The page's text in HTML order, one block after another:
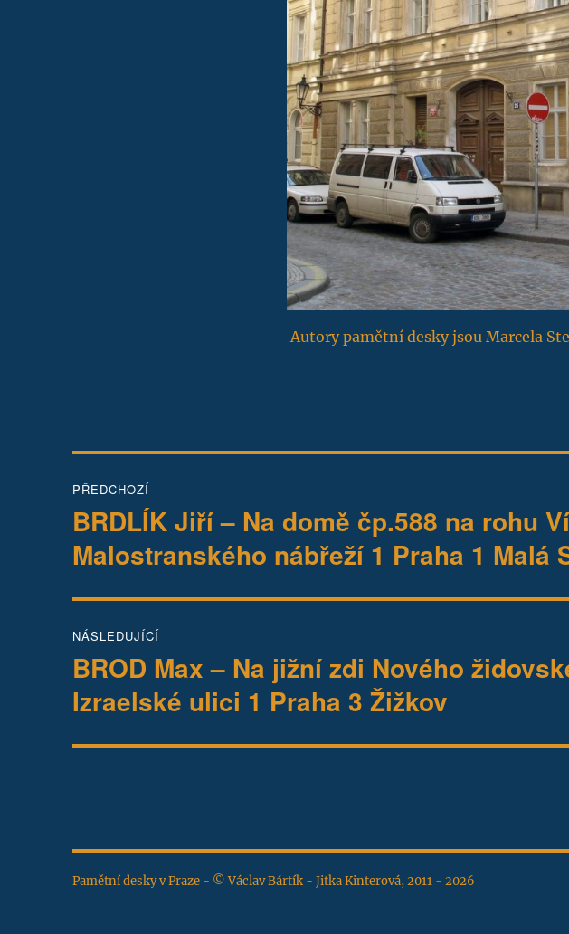
Autory pamětní desky jsou Marcela
pro
příspěvek
PŘEDCHOZÍ
Předchozí
příspěvek:
BRDLÍK Jiří – Na domě čp.588 na rohu
Malostranského nábřeží 1 Praha 1 Malá
NÁSLEDUJÍCÍ
Následující
příspěvek:
BROD Max – Na jižní zdi Nového
Izraelské ulici 1 Praha 3 Žižkov
Pamětní desky v Praze - © Václav Bártík - Jitka Kinterová, 2011 - 2026